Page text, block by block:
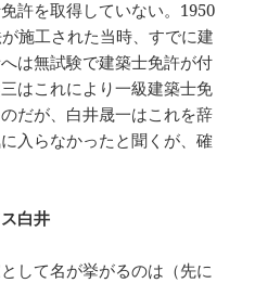
許を取得していない。1950
施工された当時、すでに建
は無試験で建築士免許が付
はこれにより一級建築士免
だが、白井晟一はこれを辞
入らなかったと聞くが、確
白井
して名が挙がるのは（先に